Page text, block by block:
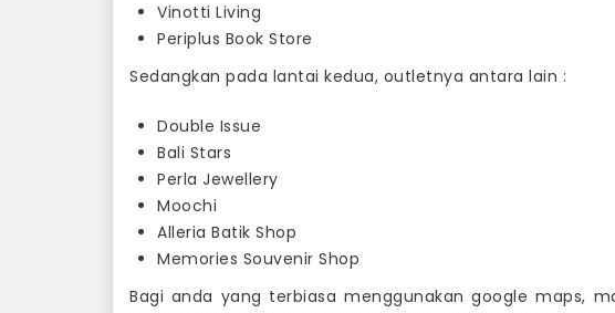
Vinotti Living
Periplus Book Store
Sedangkan pada lantai kedua, outletnya antara lain :
Double Issue
Bali Stars
Perla Jewellery
Moochi
Alleria Batik Shop
Memories Souvenir Shop
Bagi anda yang terbiasa menggunakan google maps,